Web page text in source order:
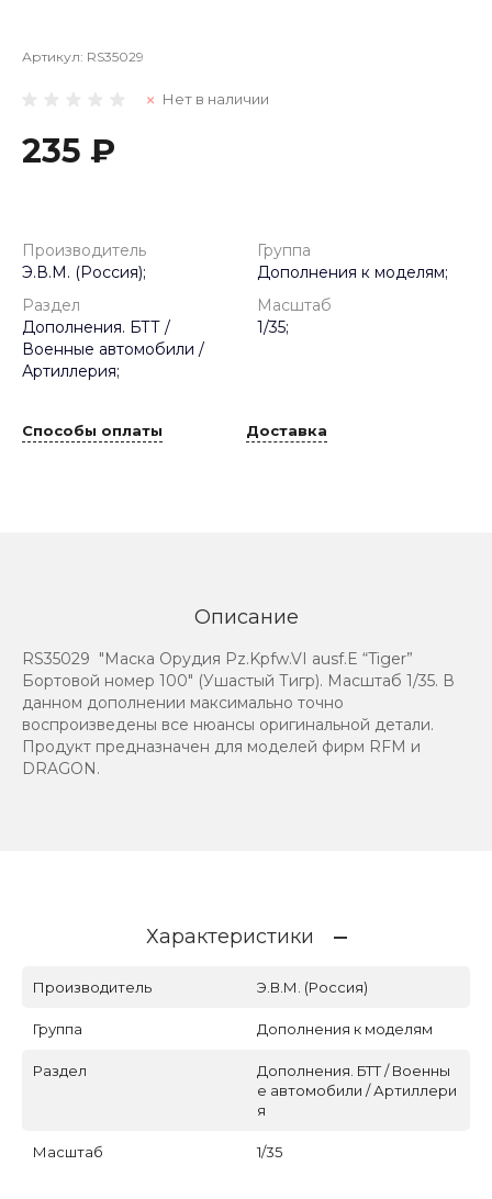
Артикул: RS35029
Нет в наличии
235 ₽
Производитель
Э.В.М. (Россия);
Группа
Дополнения к моделям;
Раздел
Дополнения. БТТ /
Военные автомобили /
Артиллерия;
Масштаб
1/35;
Способы оплаты Доставка
Описание
RS35029 "Маска Орудия Pz.Kpfw.VI ausf.E “Tiger”
Бортовой номер 100" (Ушастый Тигр). Масштаб 1/35. В
данном дополнении максимально точно
воспроизведены все нюансы оригинальной детали.
Продукт предназначен для моделей фирм RFM и
DRAGON.
Характеристики
Производитель Э.В.М. (Россия)
Группа Дополнения к моделям
Раздел
Дополнения. БТТ / Военны
е автомобили / Артиллери
я
Масштаб 1/35